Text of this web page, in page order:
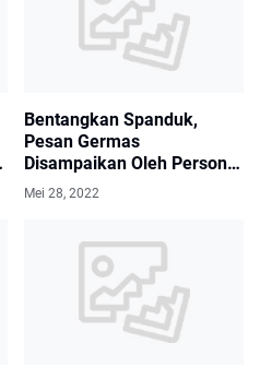
Bentangkan Spanduk,
Pesan Germas
Disampaikan Oleh Personil
Polsek Teweh Tengah
Mei 28, 2022